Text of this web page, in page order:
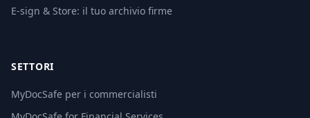
E-sign & Store: il tuo archivio firme
SETTORI
MyDocSafe per i commercialisti